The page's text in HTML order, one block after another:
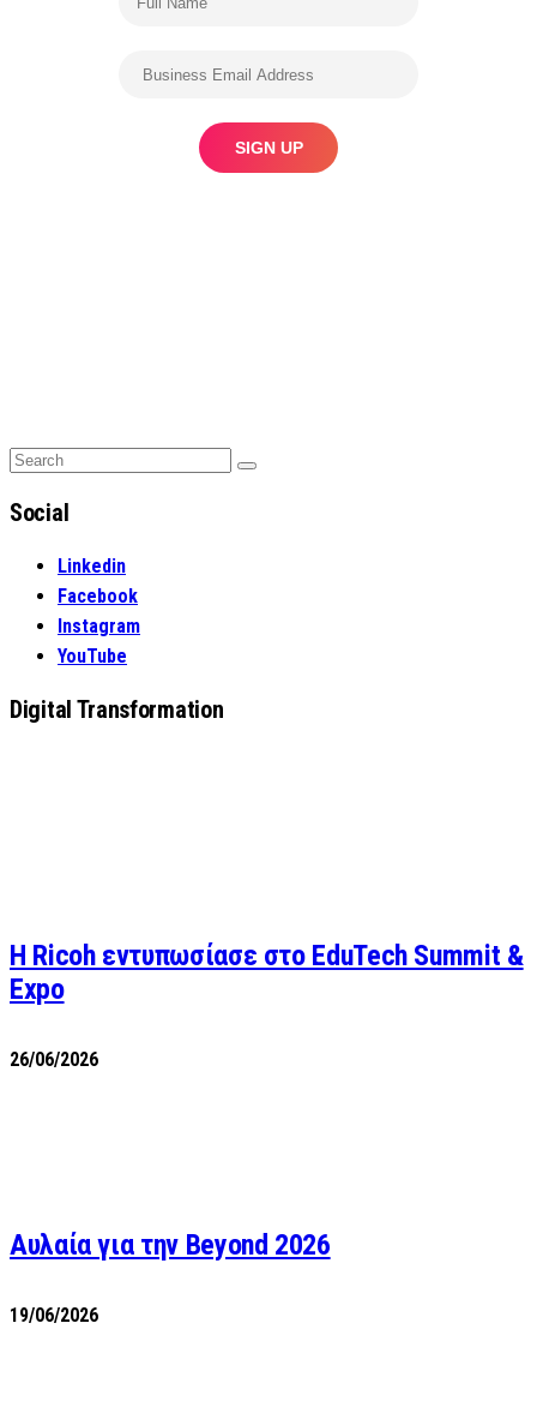
Search
Search
Social
Linkedin
Facebook
Instagram
YouTube
Digital Transformation
Η Ricoh εντυπωσίασε στο EduTech Summit &
Expo
26/06/2026
Αυλαία για την Beyond 2026
19/06/2026